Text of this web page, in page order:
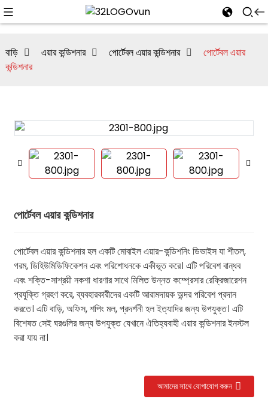
বাড়ি এয়ার কন্ডিশনার পোর্টেবল এয়ার কন্ডিশনার
পোর্টেবল এয়ার
কন্ডিশনার
পোর্টেবল এয়ার কন্ডিশনার
পোর্টেবল এয়ার কন্ডিশনার হল একটি মোবাইল এয়ার-কন্ডিশনিং ডিভাইস যা শীতল,
গরম, ডিহিউমিডিফিকেশন এবং পরিশোধনকে একীভূত করে। এটি পরিবেশ বান্ধব
এবং শক্তি-সাশ্রয়ী নকশা ধারণার সাথে মিলিত উন্নত কম্প্রেসার রেফ্রিজারেশন
প্রযুক্তি গ্রহণ করে, ব্যবহারকারীদের একটি আরামদায়ক অন্দর পরিবেশ প্রদান
করতে। এটি বাড়ি, অফিস, শপিং মল, প্রদর্শনী হল ইত্যাদির জন্য উপযুক্ত। এটি
বিশেষত সেই ঘরগুলির জন্য উপযুক্ত যেখানে ঐতিহ্যবাহী এয়ার কন্ডিশনার ইনস্টল
করা যায় না।
আমাদের সাথে যোগাযোগ করুন